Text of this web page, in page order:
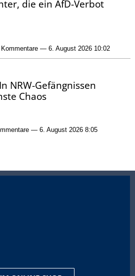
die ein AfD-Verbot
Kommentare — 6. August 2026 10:02
NRW-Gefängnissen
Chaos
— 6. August 2026 8:05